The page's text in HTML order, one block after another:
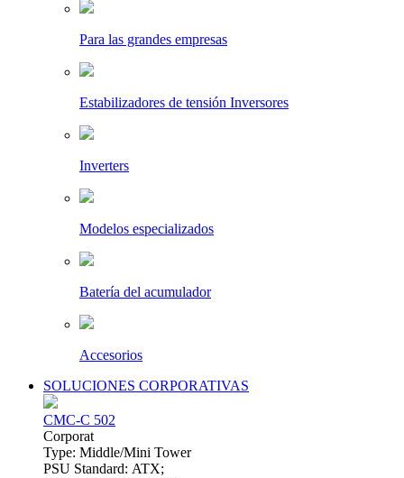
Para las grandes empresas
Estabilizadores de tensión Inversores
Inverters
Modelos especializados
Batería del acumulador
Accesorios
SOLUCIONES CORPORATIVAS
CMC-C 502
Сorporat
Type: Middle/Mini Tower
PSU Standard: ATX;